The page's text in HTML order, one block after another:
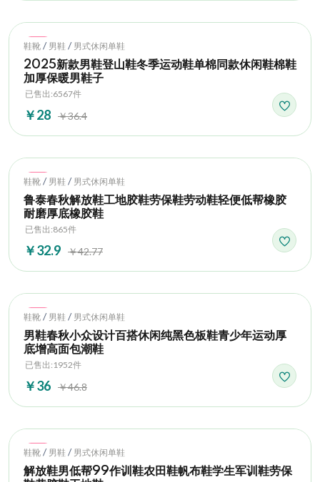
Hot
鞋靴 / 男鞋 / 男式休闲单鞋
2025新款男鞋登山鞋冬季运动鞋单棉同款休闲鞋棉鞋
加厚保暖男鞋子
已售出:6567件
￥28 ￥36.4
Hot
鞋靴 / 男鞋 / 男式休闲单鞋
鲁泰春秋解放鞋工地胶鞋劳保鞋劳动鞋轻便低帮橡胶
耐磨厚底橡胶鞋
已售出:865件
￥32.9 ￥42.77
Hot
鞋靴 / 男鞋 / 男式休闲单鞋
男鞋春秋小众设计百搭休闲纯黑色板鞋青少年运动厚
底增高面包潮鞋
已售出:1952件
￥36 ￥46.8
Hot
鞋靴 / 男鞋 / 男式休闲单鞋
解放鞋男低帮99作训鞋农田鞋帆布鞋学生军训鞋劳保